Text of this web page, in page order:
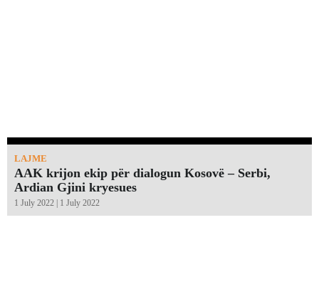
LAJME
AAK krijon ekip për dialogun Kosovë – Serbi,
Ardian Gjini kryesues
1 July 2022 | 1 July 2022